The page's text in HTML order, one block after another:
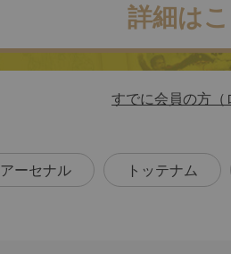
詳細は
すでに会員の方（
アーセナル トッテナム